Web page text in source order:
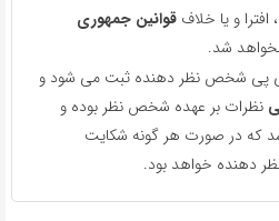
و یا خلاف قوانین جمهوری
شد.
آی پی شخص نظر دهنده ثبت می شود و
نظرات بر عهده شخص نظر بوده و
که در صورت هر گونه شکایت
دهنده خواهد بود.